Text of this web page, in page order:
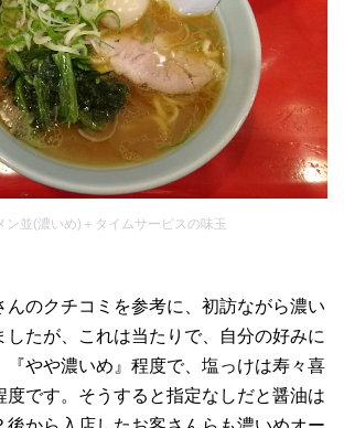
ン並(濃いめ)＋タイムサービスの味玉
んのクチコミを参考に、初訪ながら濃い
したが、これは当たりで、自分の好みに
『やや濃いめ』程度で、塩っけは寿々喜
度です。そうすると指定なしだと醤油は